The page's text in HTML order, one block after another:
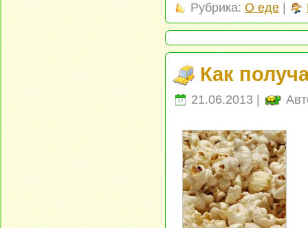
Рубрика: О еде
Как
21.06.2013 |